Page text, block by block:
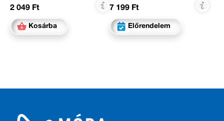
2 049 Ft
Kosárba
7 199 Ft
Előrendelem